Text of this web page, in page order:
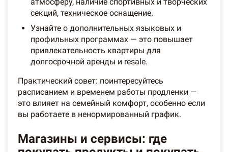
секций, техническое оснащение.
Узнайте о дополнительных языковых и
профильных программах — это повышает
привлекательность квартиры для
долгосрочной аренды и resale.
Практический совет: поинтересуйтесь
расписанием и временем работы продленки —
это влияет на семейный комфорт, особенно если
вы работаете в ненормированный график.
Магазины и сервисы: где